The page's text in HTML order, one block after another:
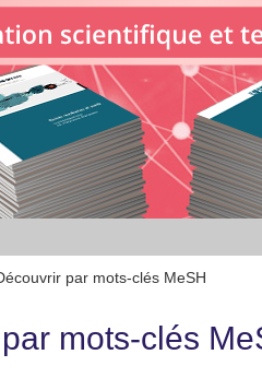
par mots-clés MeSH
mots-clés